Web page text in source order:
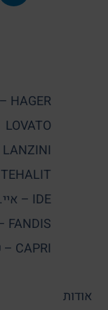
HAGER – האגר
LOVATO
LANZINI – לנזיני
TEHALIT – תעלית
IDE – איי. די. אי
FANDIS – פאנדיס
CAPRI – קאפרי
אודות